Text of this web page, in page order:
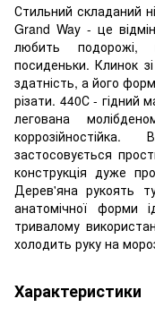
Стильний складаний
Grand Way - це
любить подорожі,
посиденьки. Клинок
здатність, а його
різати. 440С - гідний
легована
застосовується
конструкція дуже
Дерев'яна рукоять
анатомічної форми
тривалому
холодить руку на
Характеристики